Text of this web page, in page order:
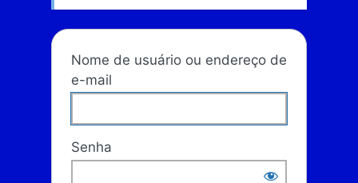
Nome de usuário ou endereço de
e-mail
Senha